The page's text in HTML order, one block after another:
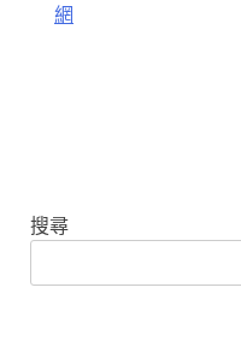
網
搜尋